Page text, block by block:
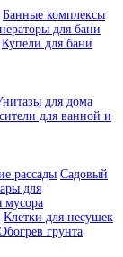
Банные комплексы
для бани
Купели для бани
для дома
для ванной и
рассады Садовый
для
мусора
Клетки для несушек
грунта